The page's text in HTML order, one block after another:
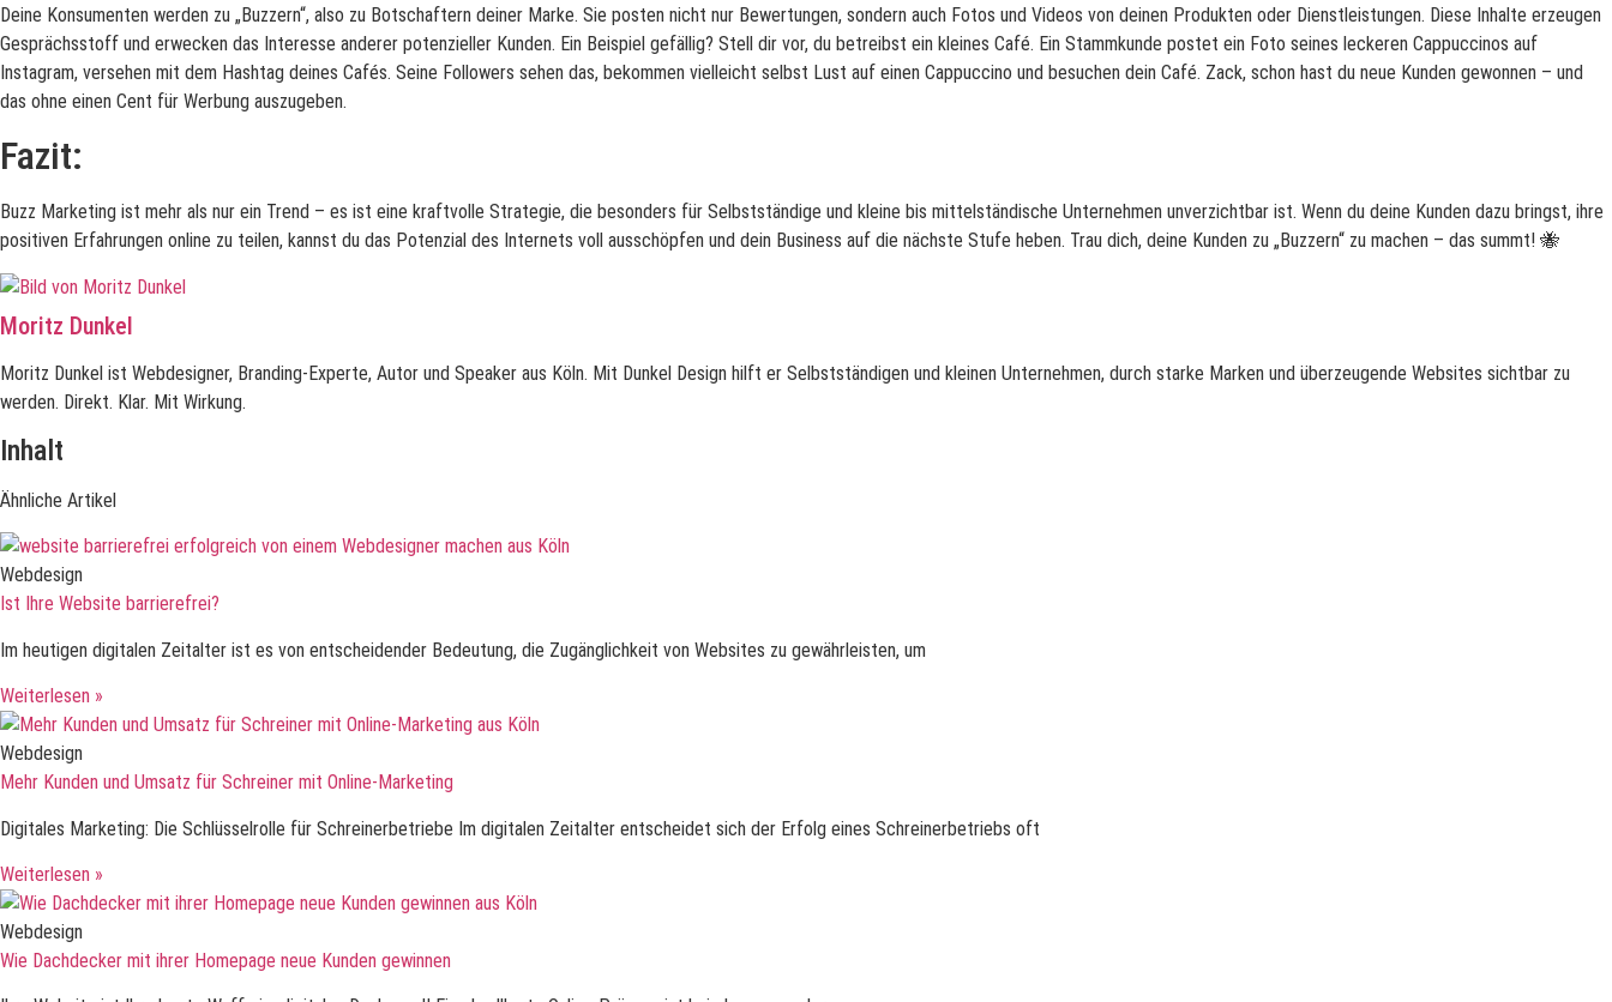
Deine Konsumenten werden zu „Buzzern“, also zu Botschaftern deiner Marke. Sie posten nicht nur Bewertungen, sondern auch Fotos und Videos von deinen Produkten oder Dienstleistungen. Diese Inhalte erzeugen
Gesprächsstoff und erwecken das Interesse anderer potenzieller Kunden. Ein Beispiel gefällig? Stell dir vor, du betreibst ein kleines Café. Ein Stammkunde postet ein Foto seines leckeren Cappuccinos auf
Instagram, versehen mit dem Hashtag deines Cafés. Seine Followers sehen das, bekommen vielleicht selbst Lust auf einen Cappuccino und besuchen dein Café. Zack, schon hast du neue Kunden gewonnen – und
das ohne einen Cent für Werbung auszugeben.
Fazit:
Buzz Marketing ist mehr als nur ein Trend – es ist eine kraftvolle Strategie, die besonders für Selbstständige und kleine bis mittelständische Unternehmen unverzichtbar ist. Wenn du deine Kunden dazu bringst, ihre
positiven Erfahrungen online zu teilen, kannst du das Potenzial des Internets voll ausschöpfen und dein Business auf die nächste Stufe heben. Trau dich, deine Kunden zu „Buzzern“ zu machen – das summt! 🐝
Moritz Dunkel
Moritz Dunkel ist Webdesigner, Branding-Experte, Autor und Speaker aus Köln. Mit Dunkel Design hilft er Selbstständigen und kleinen Unternehmen, durch starke Marken und überzeugende Websites sichtbar zu
werden. Direkt. Klar. Mit Wirkung.
Inhalt
Ähnliche Artikel
Webdesign
Ist Ihre Website barrierefrei?
Im heutigen digitalen Zeitalter ist es von entscheidender Bedeutung, die Zugänglichkeit von Websites zu gewährleisten, um
Weiterlesen »
Webdesign
Mehr Kunden und Umsatz für Schreiner mit Online-Marketing
Digitales Marketing: Die Schlüsselrolle für Schreinerbetriebe Im digitalen Zeitalter entscheidet sich der Erfolg eines Schreinerbetriebs oft
Weiterlesen »
Webdesign
Wie Dachdecker mit ihrer Homepage neue Kunden gewinnen